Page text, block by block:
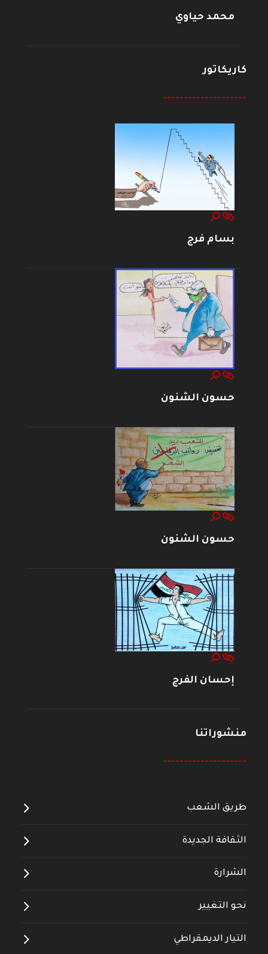
محمد حياوي
كاريكاتور
--------------------
بسام فرج
حسون الشنون
حسون الشنون
إحسان الفرج
منشوراتنا
--------------------
طريق الشعب
الثقافة الجديدة
الشرارة
نحو التغيير
التيار الديمقراطي